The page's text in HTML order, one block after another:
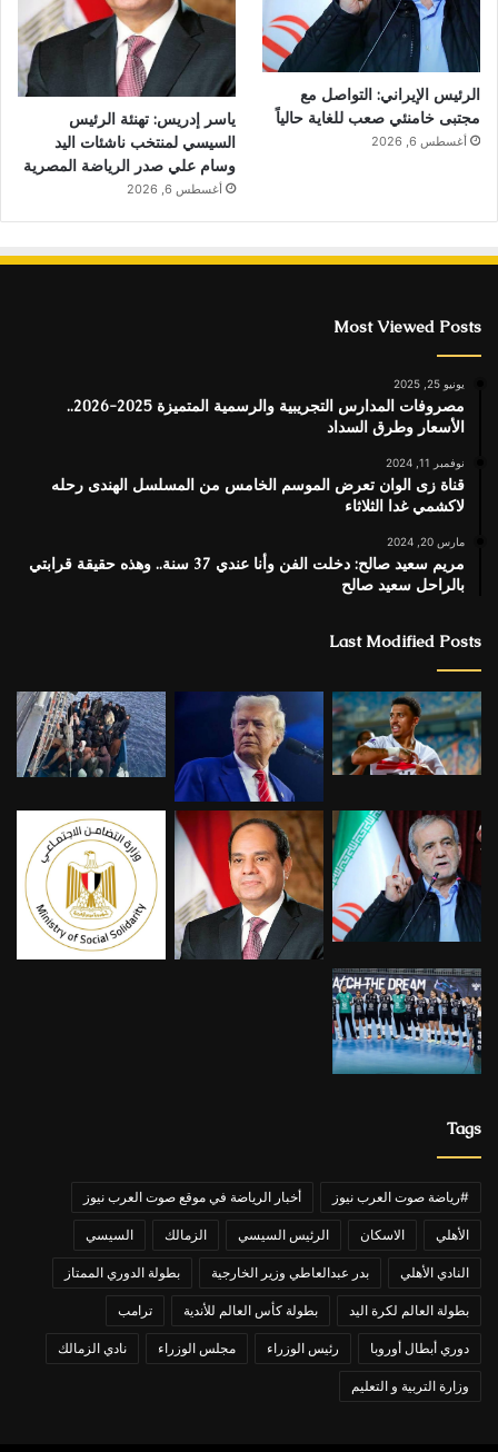
الرئيس الإيراني: التواصل مع
مجتبى خامنئي صعب للغاية حالياً
أغسطس 6, 2026
ياسر إدريس: تهنئة الرئيس
السيسي لمنتخب ناشئات اليد
وسام علي صدر الرياضة المصرية
أغسطس 6, 2026
Most Viewed Posts
يونيو 25, 2025
مصروفات المدارس التجريبية والرسمية المتميزة 2025-2026..
الأسعار وطرق السداد
نوفمبر 11, 2024
قناة زى الوان تعرض الموسم الخامس من المسلسل الهندى رحله
لاكشمي غدا الثلاثاء
مارس 20, 2024
مريم سعيد صالح: دخلت الفن وأنا عندي 37 سنة.. وهذه حقيقة قرابتي
بالراحل سعيد صالح
Last Modified Posts
Tags
#رياضة صوت العرب نيوز أخبار الرياضة في موقع صوت العرب نيوز
الأهلي الاسكان الرئيس السيسي الزمالك السيسي
النادي الأهلي بدر عبدالعاطي وزير الخارجية بطولة الدوري الممتاز
بطولة العالم لكرة اليد بطولة كأس العالم للأندية ترامب
دوري أبطال أوروبا رئيس الوزراء مجلس الوزراء نادي الزمالك
وزارة التربية و التعليم